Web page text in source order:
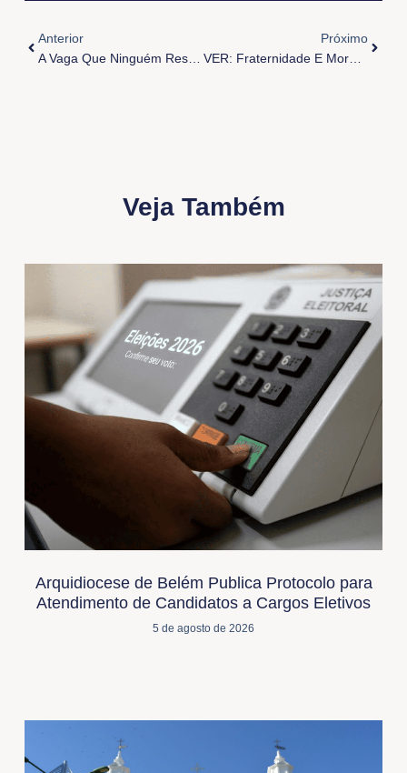
Anterior
A Vaga Que Ninguém Reserva
Próximo
VER: Fraternidade E Moradia – “Ele Veio Morar Entre Nós”
Veja Também
Arquidiocese de Belém Publica Protocolo para
Atendimento de Candidatos a Cargos Eletivos
5 de agosto de 2026